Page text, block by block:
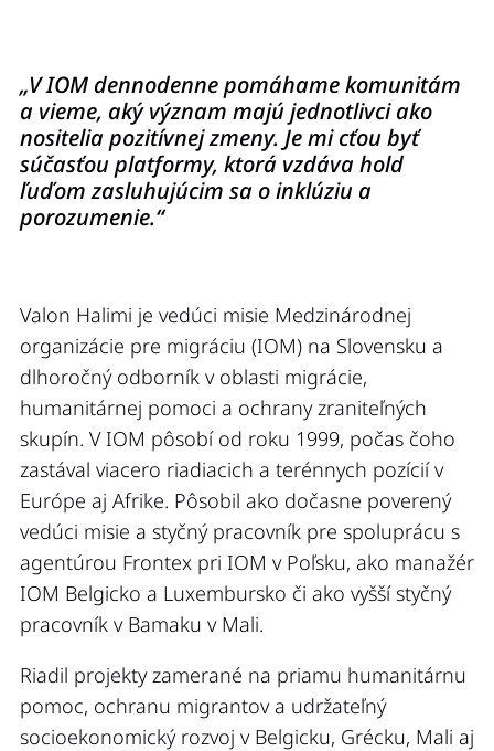
„V IOM dennodenne pomáhame komunitám
a vieme, aký význam majú jednotlivci ako
nositelia pozitívnej zmeny. Je mi cťou byť
súčasťou platformy, ktorá vzdáva hold
ľuďom zasluhujúcim sa o inklúziu a
porozumenie.“
Valon Halimi je vedúci misie Medzinárodnej
organizácie pre migráciu (IOM) na Slovensku a
dlhoročný odborník v oblasti migrácie,
humanitárnej pomoci a ochrany zraniteľných
skupín. V IOM pôsobí od roku 1999, počas čoho
zastával viacero riadiacich a terénnych pozícií v
Európe aj Afrike. Pôsobil ako dočasne poverený
vedúci misie a styčný pracovník pre spoluprácu s
agentúrou Frontex pri IOM v Poľsku, ako manažér
IOM Belgicko a Luxembursko či ako vyšší styčný
pracovník v Bamaku v Mali.
Riadil projekty zamerané na priamu humanitárnu
pomoc, ochranu migrantov a udržateľný
socioekonomický rozvoj v Belgicku, Grécku, Mali aj